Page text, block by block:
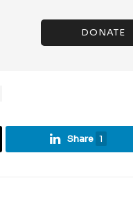
DONATE
Share 1